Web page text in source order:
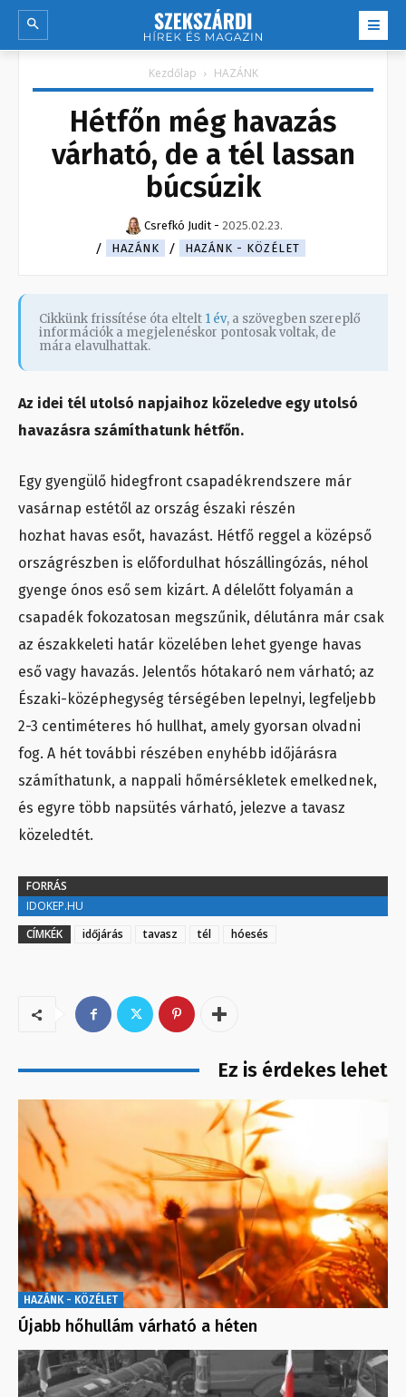
Kezdőlap HAZÁNK
Hétfőn még havazás
várható, de a tél lassan
búcsúzik
Csrefkó Judit - 2025.02.23.
HAZÁNK
HAZÁNK - KÖZÉLET
Cikkünk frissítése óta eltelt 1 év, a szövegben szereplő
információk a megjelenéskor pontosak voltak, de
mára elavulhattak.
Az idei tél utolsó napjaihoz közeledve egy utolsó
havazásra számíthatunk hétfőn.
Egy gyengülő hidegfront csapadékrendszere már
vasárnap estétől az ország északi részén
hozhat havas esőt, havazást. Hétfő reggel a középső
országrészben is előfordulhat hószállingózás, néhol
gyenge ónos eső sem kizárt. A délelőtt folyamán a
csapadék fokozatosan megszűnik, délutánra már csak
az északkeleti határ közelében lehet gyenge havas
eső vagy havazás. Jelentős hótakaró nem várható; az
Északi-középhegység térségében lepelnyi, legfeljebb
2-3 centiméteres hó hullhat, amely gyorsan olvadni
fog. A hét további részében enyhébb időjárásra
számíthatunk, a nappali hőmérsékletek emelkednek,
és egyre több napsütés várható, jelezve a tavasz
közeledtét.
FORRÁS
IDOKEP.HU
CÍMKÉK
időjárás tavasz tél hóesés
Ez is érdekes lehet
HAZÁNK - KÖZÉLET
Újabb hőhullám várható a héten